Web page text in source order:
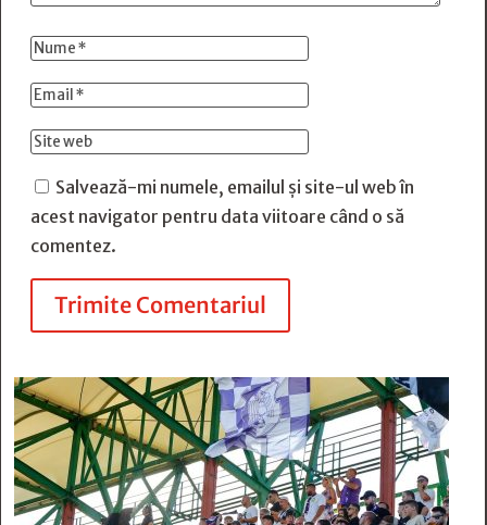
Salvează-mi numele, emailul și site-ul web în
acest navigator pentru data viitoare când o să
comentez.
Trimite Comentariul